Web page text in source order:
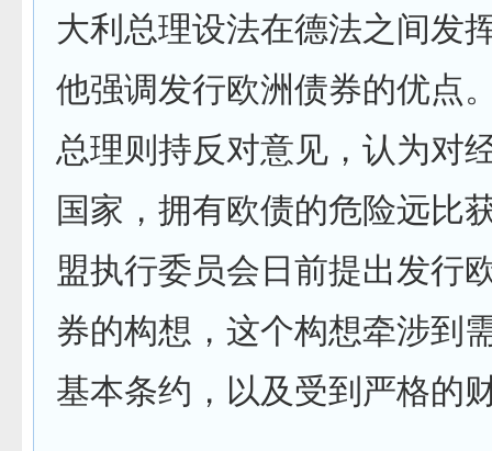
大利总理设法在德法之间发
他强调发行欧洲债券的优点
总理则持反对意见，认为对
国家，拥有欧债的危险远比
盟执行委员会日前提出发行
券的构想，这个构想牵涉到
基本条约，以及受到严格的